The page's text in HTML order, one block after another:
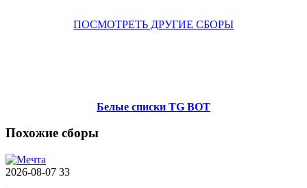
ПОСМОТРЕТЬ ДРУГИЕ СБОРЫ
Белые списки TG BOT
Похожие сборы
2026-08-07 33